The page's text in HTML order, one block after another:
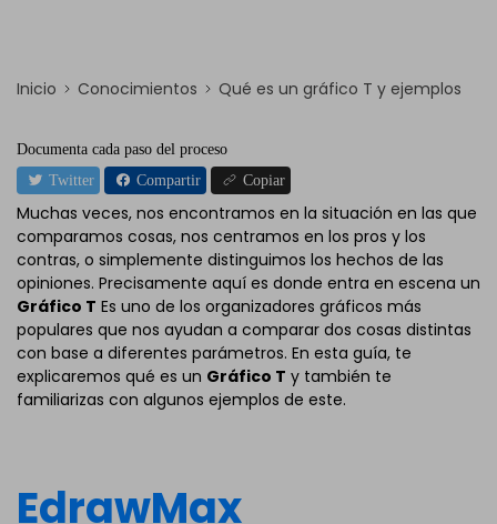
Inicio Conocimientos Qué es un gráfico T y ejemplos
Documenta cada paso del proceso
Twitter
Compartir Copiar
Muchas veces, nos encontramos en la situación en las que
comparamos cosas, nos centramos en los pros y los
contras, o simplemente distinguimos los hechos de las
opiniones. Precisamente aquí es donde entra en escena un
Gráfico T Es uno de los organizadores gráficos más
populares que nos ayudan a comparar dos cosas distintas
con base a diferentes parámetros. En esta guía, te
explicaremos qué es un Gráfico T y también te
familiarizas con algunos ejemplos de este.
EdrawMax